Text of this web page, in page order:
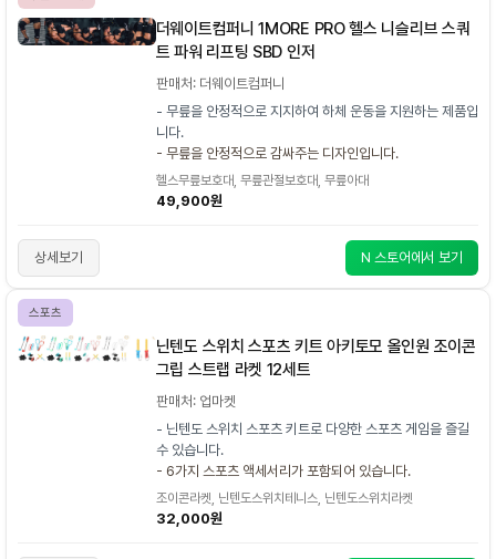
더웨이트컴퍼니 1MORE PRO 헬스 니슬리브 스쿼
트 파워 리프팅 SBD 인저
판매처: 더웨이트컴퍼니
- 무릎을 안정적으로 지지하여 하체 운동을 지원하는 제품입
니다.
- 무릎을 안정적으로 감싸주는 디자인입니다.
헬스무릎보호대, 무릎관절보호대, 무릎아대
49,900원
상세보기 N 스토어에서 보기
스포츠
닌텐도 스위치 스포츠 키트 아키토모 올인원 조이콘
그립 스트랩 라켓 12세트
판매처: 업마켓
- 닌텐도 스위치 스포츠 키트로 다양한 스포츠 게임을 즐길
수 있습니다.
- 6가지 스포츠 액세서리가 포함되어 있습니다.
조이콘라켓, 닌텐도스위치테니스, 닌텐도스위치라켓
32,000원